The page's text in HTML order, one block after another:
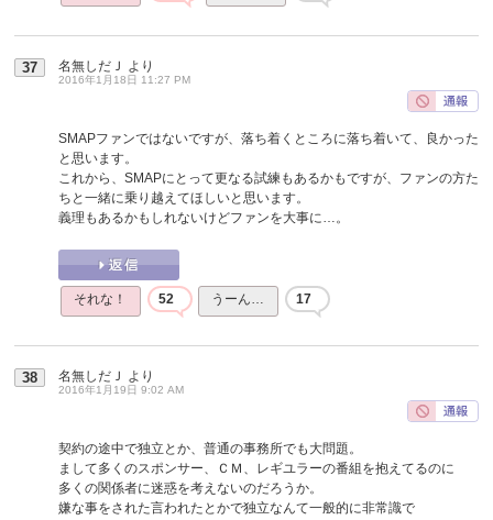
37 名無しだＪ より
2016年1月18日 11:27 PM
SMAPファンではないですが、落ち着くところに落ち着いて、良かった
と思います。
これから、SMAPにとって更なる試練もあるかもですが、ファンの方た
ちと一緒に乗り越えてほしいと思います。
義理もあるかもしれないけどファンを大事に…。
それな！ 52 うーん… 17
38 名無しだＪ より
2016年1月19日 9:02 AM
契約の途中で独立とか、普通の事務所でも大問題。
まして多くのスポンサー、ＣＭ、レギユラーの番組を抱えてるのに
多くの関係者に迷惑を考えないのだろうか。
嫌な事をされた言われたとかで独立なんて一般的に非常識で